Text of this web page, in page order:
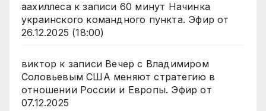
аахиллесак записи 60 минут Начинка
украинского командного пункта. Эфир от
26.12.2025 (18:00)
виктор к записи Вечер с Владимиром
Соловьевым США меняют стратегию в
отношении России и Европы. Эфир от
07.12.2025